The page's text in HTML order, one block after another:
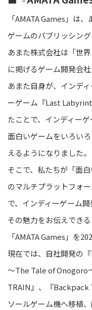
「AMATA Games」は
ゲームのパブリッシング
あまた株式会社は「世
に掲げるゲーム開発会社
あまた自身が、インデ
ーゲーム『Last
たことで、インディー
面白いゲームをいろい
えるようになりました。
そこで、私たちが「面
のマルチプラットフォ
で、インディーゲーム
その魅力をお伝えでき
「AMATA Games」を
現在では、自社開発の
～The Tale of Onogoro
TRAIN』、『
ソールゲーム機へ移植、